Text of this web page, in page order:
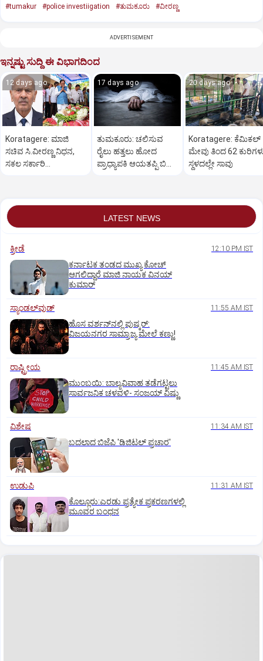
#tumakur #police investiigation #ತುಮಕೂರು #ವೀರಣ್ಣ
ADVERTISEMENT
ಇನ್ನಷ್ಟು ಸುದ್ದಿ ಈ ವಿಭಾಗದಿಂದ
12 days ago
Koratagere: ಮಾಜಿ
ಸಚಿವ ಸಿ.ವೀರಣ್ಣ ನಿಧನ,
ಸಕಲ ಸರ್ಕಾರಿ
17 days ago
ತುಮಕೂರು: ಚಲಿಸುವ
ರೈಲು ಹತ್ತಲು ಹೋದ
ಪ್ರಾಧ್ಯಾಪಕಿ ಆಯತಪ್ಪಿ ಬಿದ್ದು
20 days ago
Koratagere: ಕೆಮಿಕಲ್
ಮೇವು ತಿಂದ 62
ಸ್ಥಳದಲ್ಲೇ ಸಾವು
LATEST NEWS
ಕ್ರೀಡೆ 12:10 PM IST
ಕರ್ನಾಟಕ ತಂಡದ ಮುಖ್ಯ ಕೋಚ್‌
ಆಗಲಿದ್ದಾರೆ ಮಾಜಿ ನಾಯಕ ವಿನಯ್‌
ಕುಮಾರ್
ಸ್ಯಾಂಡಲ್‌ವುಡ್‌ 11:55 AM IST
ಹೊಸ ವರ್ಶನ್‌ನಲ್ಲಿ ಪುಷ್ಕರ್‌:
ವಿಜಯನಗರ ಸಾಮ್ರಾಜ್ಯ ಮೇಲೆ ಕಣ್ಣು!
ರಾಷ್ಟ್ರೀಯ 11:45 AM IST
ಮುಂಬಯಿ: ಬಾಲ್ಯವಿವಾಹ ತಡೆಗಟ್ಟಲು
ಸಾರ್ವಜನಿಕ ಚಳವಳಿ- ಸಂಜಯ್‌ ವಿಷ್ಣು
ವಿಶೇಷ 11:34 AM IST
ಬದಲಾದ ಬಿಜೆಪಿ 'ಡಿಜಿಟಲ್‌ ಪ್ರಚಾರ'
ಉಡುಪಿ 11:31 AM IST
ಕೊಲ್ಲೂರು:ಎರಡು ಪ್ರತ್ಯೇಕ ಪ್ರಕರಣಗಳಲ್ಲಿ
ಮೂವರ ಬಂಧನ